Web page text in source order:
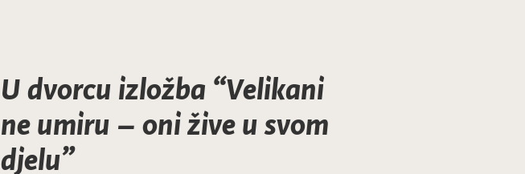
U dvorcu izložba “Velikani
ne umiru – oni žive u svom
djelu”